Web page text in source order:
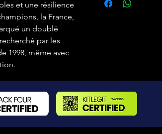
et une résilience
la France,
un doublé
par les
1998, même avec